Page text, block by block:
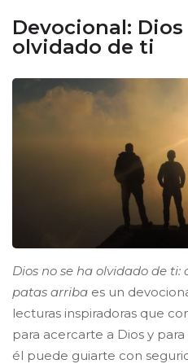
Devocional:
olvidado de ti
Dios no se ha olvidado de
patas arriba es un
lecturas inspiradoras que
para acercarte a Dios y
él puede guiarte con